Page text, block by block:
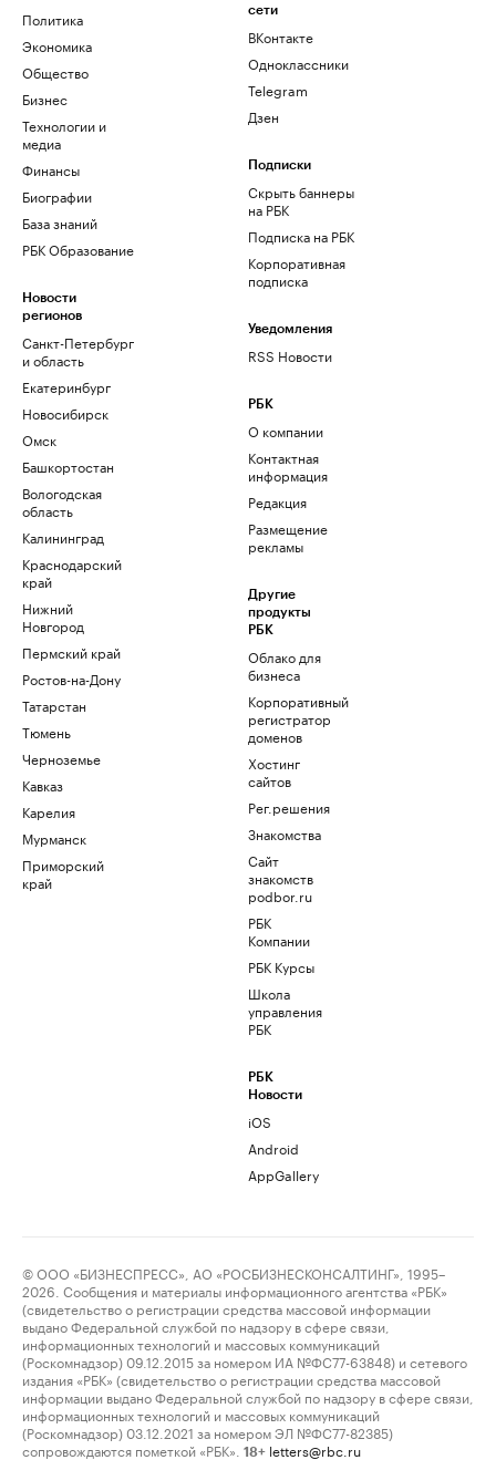
Политика
Экономика
Общество
Бизнес
Технологии и
медиа
Финансы
Биографии
База знаний
РБК Образование
Новости
регионов
Санкт-Петербург
и область
Екатеринбург
Новосибирск
Омск
Башкортостан
Вологодская
область
Калининград
Краснодарский
край
Нижний
Новгород
Пермский край
Ростов-на-Дону
Татарстан
Тюмень
Черноземье
Кавказ
Карелия
Мурманск
Приморский
край
сети
ВКонтакте
Одноклассники
Telegram
Дзен
Подписки
Скрыть баннеры
на РБК
Подписка на РБК
Корпоративная
подписка
Уведомления
RSS Новости
РБК
О компании
Контактная
информация
Редакция
Размещение
рекламы
Другие
продукты
РБК
Облако для
бизнеса
Корпоративный
регистратор
доменов
Хостинг
сайтов
Рег.решения
Знакомства
Сайт
знакомств
podbor.ru
РБК
Компании
РБК Курсы
Школа
управления
РБК
РБК
Новости
iOS
Android
AppGallery
© ООО «БИЗНЕСПРЕСС», АО «РОСБИЗНЕСКОНСАЛТИНГ», 1995–
2026. Сообщения и материалы информационного агентства «РБК»
(свидетельство о регистрации средства массовой информации
выдано Федеральной службой по надзору в сфере связи,
информационных технологий и массовых коммуникаций
(Роскомнадзор) 09.12.2015 за номером ИА №ФС77-63848) и сетевого
издания «РБК» (свидетельство о регистрации средства массовой
информации выдано Федеральной службой по надзору в сфере связи,
информационных технологий и массовых коммуникаций
(Роскомнадзор) 03.12.2021 за номером ЭЛ №ФС77-82385)
сопровождаются пометкой «РБК».
18+ letters@rbc.ru